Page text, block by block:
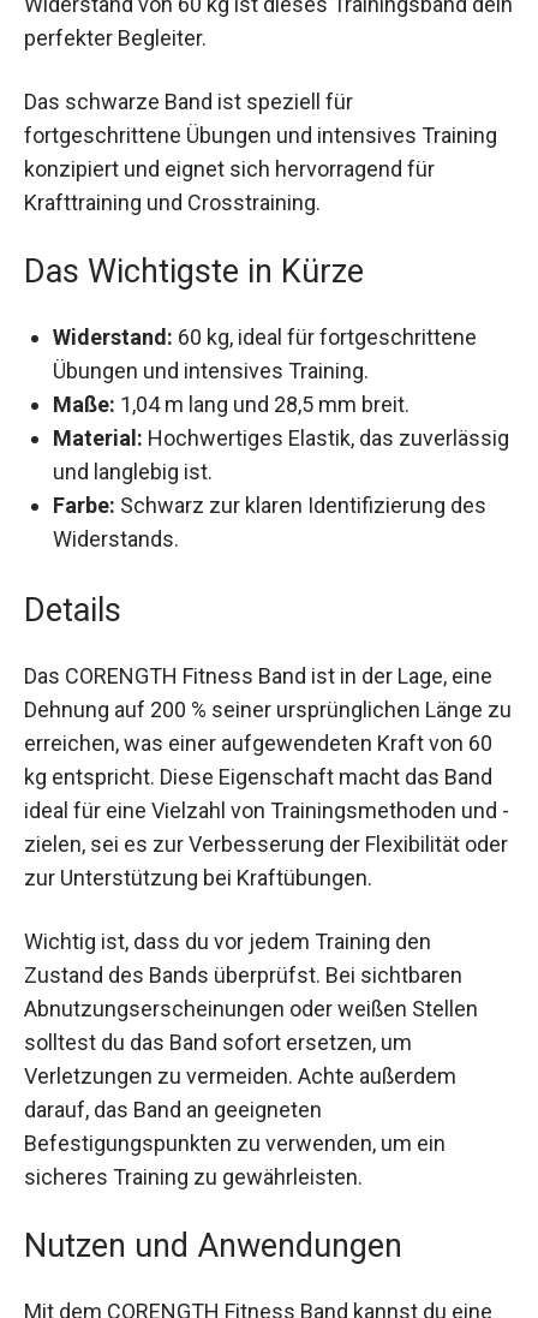
einem Widerstand von 60 kg ist dieses
Trainingsband dein perfekter Begleiter.
Das schwarze Band ist speziell für
fortgeschrittene Übungen und intensives
Training konzipiert und eignet sich hervorragend
für Krafttraining und Crosstraining.
Das Wichtigste in Kürze
Widerstand: 60 kg, ideal für fortgeschrittene
Übungen und intensives Training.
Maße: 1,04 m lang und 28,5 mm breit.
Material: Hochwertiges Elastik, das
zuverlässig und langlebig ist.
Farbe: Schwarz zur klaren Identifizierung des
Widerstands.
Details
Das CORENGTH Fitness Band ist in der Lage, eine
Dehnung auf 200 % seiner ursprünglichen Länge
zu erreichen, was einer aufgewendeten Kraft von
60 kg entspricht. Diese Eigenschaft macht das
Band ideal für eine Vielzahl von
Trainingsmethoden und -zielen, sei es zur
Verbesserung der Flexibilität oder zur
Unterstützung bei Kraftübungen.
Wichtig ist, dass du vor jedem Training den
Zustand des Bands überprüfst. Bei sichtbaren
Abnutzungserscheinungen oder weißen Stellen
solltest du das Band sofort ersetzen, um
Verletzungen zu vermeiden. Achte außerdem
darauf, das Band an geeigneten
Befestigungspunkten zu verwenden, um ein
sicheres Training zu gewährleisten.
Nutzen und Anwendungen